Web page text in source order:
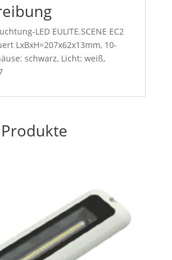
LED EULITE.SCENE EC2
LxBxH=207x62x13mm, 10-
schwarz, Licht: weiß,